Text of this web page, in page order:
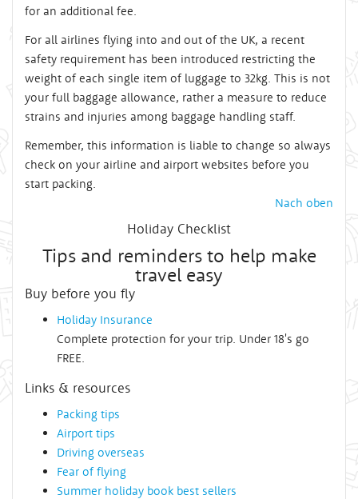
for an additional fee.
For all airlines flying into and out of the UK, a recent
safety requirement has been introduced restricting the
weight of each single item of luggage to 32kg. This is not
your full baggage allowance, rather a measure to reduce
strains and injuries among baggage handling staff.
Remember, this information is liable to change so always
check on your airline and airport websites before you
start packing.
Nach oben
Holiday Checklist
Tips and reminders to help make
travel easy
Buy before you fly
Holiday Insurance
Complete protection for your trip. Under 18's go
FREE.
Links & resources
Packing tips
Airport tips
Driving overseas
Fear of flying
Summer holiday book best sellers